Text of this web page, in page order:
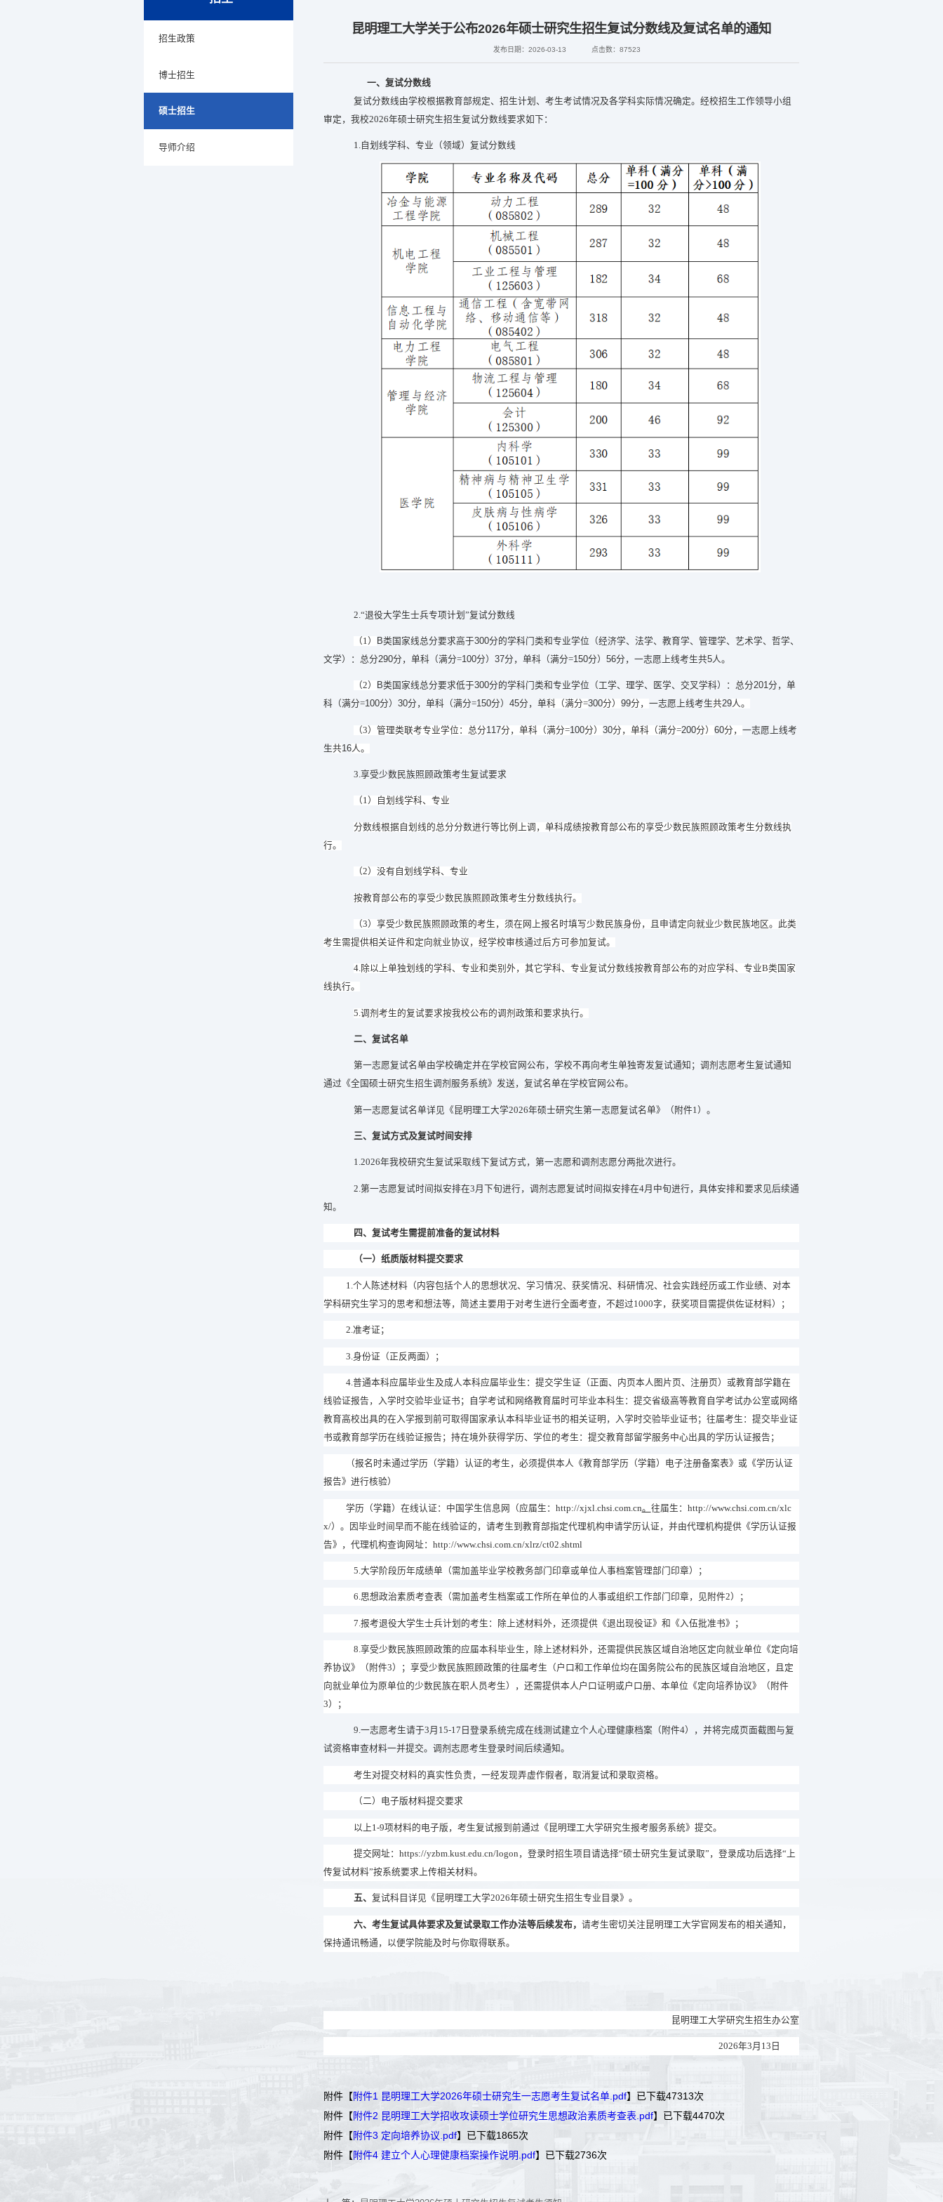
招生政策
博士招生
硕士招生
导师介绍
昆明理工大学关于公布2026年硕士研究生招生复试分数线及复试名单的通知
发布日期：2026-03-13 点击数：87523
一、复试分数线
复试分数线由学校根据教育部规定、招生计划、考生考试情况及各学科实际情况确定。 经校招生工作领导小组
审定，我校2026年硕士研究生招生复试分数线要求如下：
1.自划线学科、专业（领域）复试分数线
2. “退役大学生士兵专项计划”复试分数线
（1） B类国家线总分要求高于300分的学科门类和专业学位（经济学、法学、教育学、管理学、艺术学、哲学、
文学）：总分290分，单科（满分=100分） 37分，单科（满分=150分） 56分， 一志愿上线考生共5人。
（2） B类国家线总分要求低于300分的学科门类和专业学位（工学、理学、医学、交叉学科） ：总分201分，单
科（满分=100分） 30分，单科（满分=150分） 45分，单科（满分=300分） 99分， 一志愿上线考生共29人。
（3） 管理类联考专业学位：总分117分，单科（满分=100分） 30分，单科（满分=200分） 60分， 一志愿上线考
生共16人。
3.享受少数民族照顾政策考生复试要求
（1） 自划线学科、专业
分数线根据自划线的总分分数进行等比例上调， 单科成绩按教育部公布的享受少数民族照顾政策考生分数线执
行。
（2）没有自划线学科、专业
按教育部公布的享受少数民族照顾政策考生分数线执行。
（3） 享受少数民族照顾政策的考生，须在网上报名时填写少数民族身份，且申请定向就业少数民族地区。此类
考生需提供相关证件和定向就业协议，经学校审核通过后方可参加复试。
4.除以上单独划线的学科、专业和类别外，其它学科、专业复试分数线按教育部公布的对应学科、专业B类国家
线执行。
5. 调剂考生的复试要求按我校公布的调剂政策和要求执行。
二、复试名单
第一志愿复试名单由学校确定并在学校官网 公布，学校不再向考生单独寄发复试通知；调剂志愿考生复试通知
通过 《全国 硕士研究生招生调剂服务系统》 发送，复试名单在学校官 网公布。
第一志愿复试名单详见《昆明理工大学2026年硕士研究生第一志愿复试名单》（附件1 ）。
三、复试方式及复试时间安排
1.2026年我校研究生复试采取线下复试方式，第一志愿和调剂志愿分两批次进行。
2. 第一志愿复试时间拟安排在3 月下旬进行，调剂志愿复试时间拟安排在4月 中旬进行， 具体安排和要求 见后续通
知。
四、复试考生需提前准备的复试材料
（一） 纸质版材料提交要求
1.个人陈述材料（内容包括个人的思想状况、学习情况、获奖情况、科研情况、社会实践经历或工作业绩、对本
学科研究生学习的思考和想法等，简述主要用于对考生进行全面考查，不超过1000字，获奖项目需提供佐证材料）；
2.准考证；
3. 身份证（正反两面）；
4.普通本科应届毕业生及成人本科应届毕业生：提交学生证（正面、内页本人图片页、注册页）或教育部学籍在
线验证报告，入学时交验毕业证书；自学考试和网络教育届时可毕业本科生：提交省级高等教育自学考试办公室或网络
教育高校出具的在入学报到前可取得国家承认本科毕业证书的相关证明，入学时交验毕业证书；往届考生：提交毕业证
书或教育部学历在线验证报告；持在境外获得学历、学位的考生：提交教育部留学服务中心出具的学历认证报告；
（报名时未通过学历（学籍）认证的考生， 必须提供本人《教育部学历（学籍）电子注册备案表》或《学历认证
报告》 进行核验）
学历（学籍）在线认证：中国学生信息网（应届生： http://xjxl.chsi.com.cn。 往届生： http://www.chsi.com.cn/xlc
x/）。因毕业时间早而不能在线验证的，请考生到教育部指定代理机构申请学历认证，并由代理机构提供《学历认证报
告》，代理机构查询 网址 ： http://www.chsi.com.cn/xlrz/ct02.shtml
5.大学阶段历年成绩单（需加盖毕业学校教务部门印章或单位人事档案管理部门印章）；
6.思想政治素质考查表（需加盖考生档案或工作所在单位的人事或组织工作部门印章，见附件2）；
7. 报考退役大学生士兵计划的考生：除上述材料外，还须提供《退出现役证》和《入伍批准书》；
8.享受少数民族照顾政策的应届本科毕业生，除上述材料外，还需提供民族区域自治地区定向就业单位《定向培
养协议》（附件3）；享受少数民族照顾政策的往届考生（户口和工作单位均在国务院公布的民族区域自治地区，且定
向就业单位为原单位的少数民族在职人员考生），还需提供本人户口证明或户口册、本单位《定向培养协议》（附件
3）；
9.一志愿考生请于3月 15-17 日登录系统完成在线测试建立个人心理健康档案（附件4），并将完成页面截图与复
试资格审查材料一并提交。调剂志愿考生登录时间后续通知。
考生对提交材料的真实性负责，一经发现弄虚作假者，取消复试和录取资格。
（二） 电子版材料提交要求
以上1-9项材料的电子版， 考生复试报到前通过《昆明理工大学研究生报考服务系统》提交。
提交网址： https://yzbm.kust.edu.cn/logon ，登录时招生项目请选择“硕士研究生复试录取”，登录成功后选择“上
传复试材料”按系统要求上传相关材料。
五、 复试科目详见《昆明理工大学2026年硕士研究生招生专业目录》。
六、考生复试具体要求及复试录取工作办法等后续发布， 请考生密切关注昆明理工大学官网发布的相关通知，
保持通讯畅通，以便学院能及时与你取得联系。
昆明理工大学研究生招生办公室
2026年3月 13 日
附件【附件1 昆明理工大学2026年硕士研究生一志愿考生复试名单.pdf】已下载47313次
附件【附件2 昆明理工大学招收攻读硕士学位研究生思想政治素质考查表.pdf】已下载4470次
附件【附件3 定向培养协议.pdf】已下载1865次
附件【附件4 建立个人心理健康档案操作说明.pdf】已下载2736次